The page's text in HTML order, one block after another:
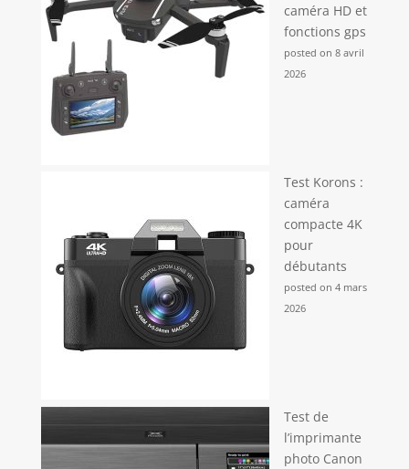
caméra HD et
fonctions gps
posted on 8 avril
2026
Test Korons :
caméra
compacte 4K
pour
débutants
posted on 4 mars
2026
Test de
l’imprimante
photo Canon